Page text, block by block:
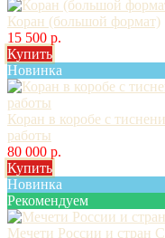
Коран (большой формат)
15 500 р.
Купить
Новинка
Коран в коробе с
работы
80 000 р.
Купить
Новинка
Рекомендуем
Мечети России и стран